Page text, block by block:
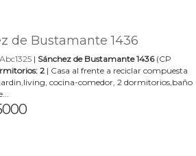
de Bustamante 1436
| Sánchez de Bustamante 1436(CP
2 | Casa al frente a reciclar compuesta
cocina-comedor, 2 dormitorios,baño